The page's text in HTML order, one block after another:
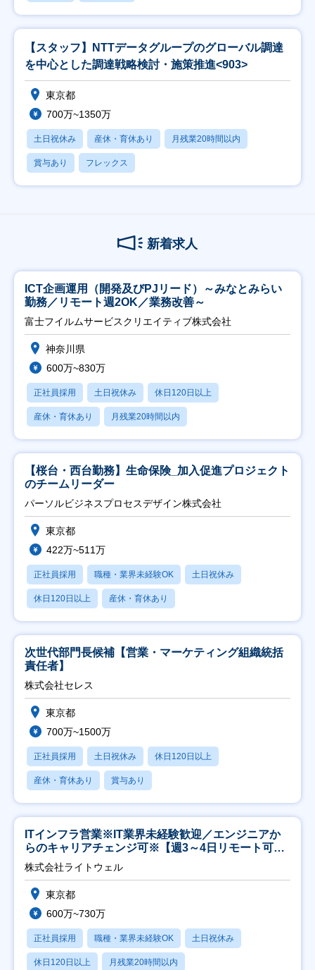
【スタッフ】NTTデータグループのグローバル調達
を中心とした調達戦略検討・施策推進<903>
東京都
700万~1350万
土日祝休み 産休・育休あり 月残業20時間以内
賞与あり フレックス
新着求人
ICT企画運用（開発及びPJリード）～みなとみらい
勤務／リモート週2OK／業務改善～
富士フイルムサービスクリエイティブ株式会社
神奈川県
600万~830万
正社員採用 土日祝休み 休日120日以上
産休・育休あり 月残業20時間以内
【桜台・西台勤務】生命保険_加入促進プロジェクト
のチームリーダー
パーソルビジネスプロセスデザイン株式会社
東京都
422万~511万
正社員採用 職種・業界未経験OK 土日祝休み
休日120日以上 産休・育休あり
次世代部門長候補【営業・マーケティング組織統括
責任者】
株式会社セレス
東京都
700万~1500万
正社員採用 土日祝休み 休日120日以上
産休・育休あり 賞与あり
ITインフラ営業※IT業界未経験歓迎／エンジニアか
らのキャリアチェンジ可※【週3～4日リモート可
能】
株式会社ライトウェル
東京都
600万~730万
正社員採用 職種・業界未経験OK 土日祝休み
休日120日以上 月残業20時間以内